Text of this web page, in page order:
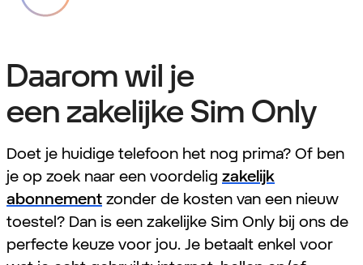
Daarom wil je
een zakelijke Sim Only
Doet je huidige telefoon het nog prima? Of ben
je op zoek naar een voordelig zakelijk
abonnement zonder de kosten van een nieuw
toestel? Dan is een zakelijke Sim Only bij ons de
perfecte keuze voor jou. Je betaalt enkel voor